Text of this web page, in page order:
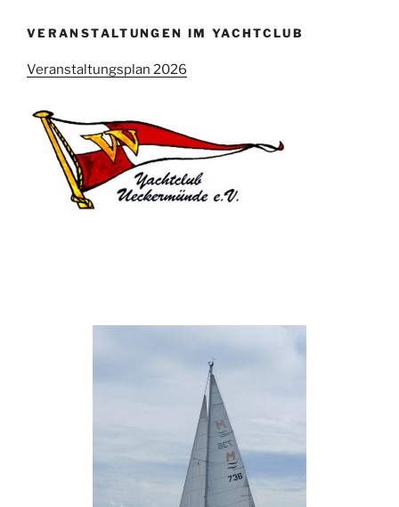
VERANSTALTUNGEN IM YACHTCLUB
Veranstaltungsplan 2026